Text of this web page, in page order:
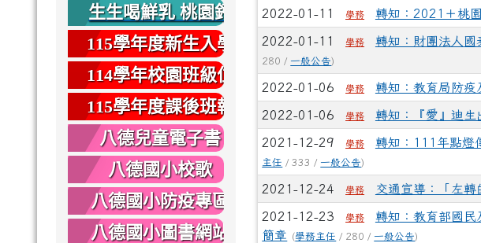
2022-01-11 學務 轉知：2021＋桃
2022-01-11 學務 轉知：財團法人國
280 / 一般公告)
2022-01-06 學務 轉知：教育局防疫
2022-01-06 學務 轉知：『愛』迪生
2021-12-29 學務 轉知：111年點燈
主任 / 333 / 一般公告)
2021-12-24 學務 交通宣導：「左轉
2021-12-23 學務
轉知：教育部國民
簡章
(學務主任 / 280 / 一般公告)
生生喝鮮乳 桃園鈣
健康
115學年度新生入學
專區
114學年校園班級位
置圖
115學年度課後班報
名
八德兒童電子書
八德國小校歌
八德國小防疫專區
八德國小圖書網站